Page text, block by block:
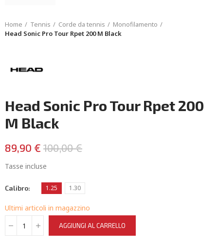
Home Tennis Corde da tennis
Monofilamento
Head Sonic Pro Tour Rpet 200 M Black
Head Sonic Pro Tour Rpet 200
M Black
89,90 € 100,00 €
Tasse incluse
Calibro 1.25 1.30
Ultimi articoli in magazzino
AGGIUNGI AL CARRELLO